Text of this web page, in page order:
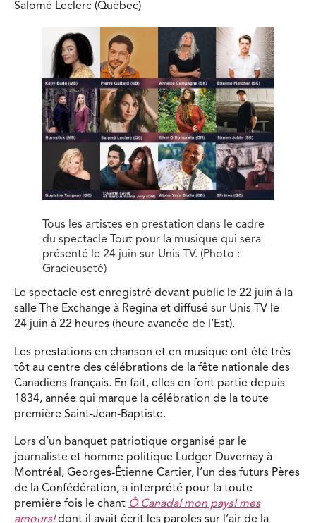
Salomé Leclerc (Québec)
Tous les artistes en prestation dans le cadre
du spectacle Tout pour la musique qui sera
présenté le 24 juin sur Unis TV. (Photo :
Gracieuseté)
Le spectacle est enregistré devant public le 22 juin à la
salle The Exchange à Regina et diffusé sur Unis TV le
24 juin à 22 heures (heure avancée de l’Est).
Les prestations en chanson et en musique ont été très
tôt au centre des célébrations de la fête nationale des
Canadiens français. En fait, elles en font partie depuis
1834, année qui marque la célébration de la toute
première Saint-Jean-Baptiste.
Lors d’un banquet patriotique organisé par le
journaliste et homme politique Ludger Duvernay à
Montréal, Georges-Étienne Cartier, l’un des futurs Pères
de la Confédération, a interprété pour la toute
première fois le chant Ô Canada! mon pays! mes
amours!dont il avait écrit les paroles sur l’air de la